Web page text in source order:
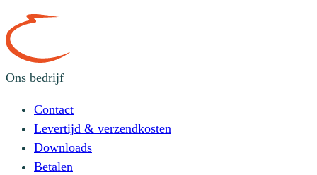
Ons bedrijf
Contact
Levertijd & verzendkosten
Downloads
Betalen